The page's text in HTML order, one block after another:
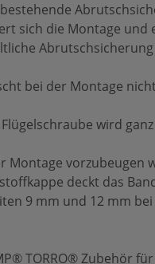
sich die Montage
bei der Montage
Flügelschraube wird
vorzubeugen
deckt das
9 mm und 12 mm
TORRO® Zubehör